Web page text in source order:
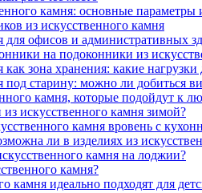
камня: основные
из искусственного камня
офисов и административных
на подоконники из
зона хранения: какие
старину: можно ли добиться
камня, которые подойдут к
искусственного камня зимой?
камня вровень с
ли в изделиях из
камня на лоджии?
камня?
камня идеально подходят для